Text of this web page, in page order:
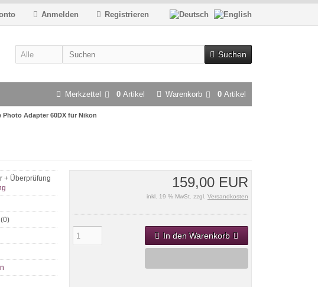
Registrieren
Anmelden
Suchen
Warenkorb 0 Artikel
Merkzettel 0 Artikel
Photo Adapter 60DX für Nikon
159,00 EUR
inkl. 19 % MwSt. zzgl. Versandkosten
In den Warenkorb
(0)